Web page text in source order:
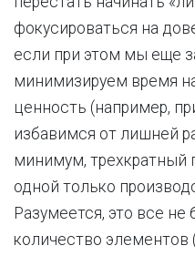
фокусироваться на
если при этом мы еще
минимизируем время
ценность (например,
избавимся от лишней
минимум, трехкратный
одной только
Разумеется, это все
количество элементов